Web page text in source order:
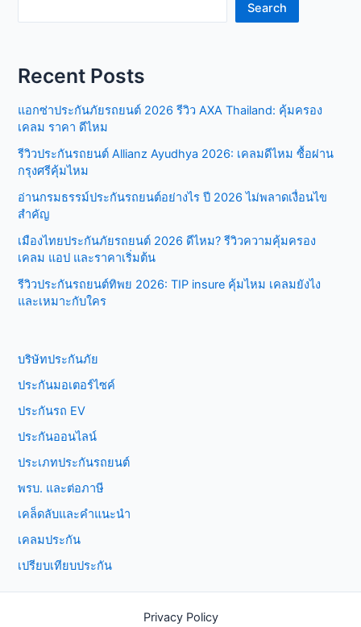
Search
Recent Posts
แอกซ่าประกันภัยรถยนต์ 2026 รีวิว AXA Thailand: คุ้มครอง
เคลม ราคา ดีไหม
รีวิวประกันรถยนต์ Allianz Ayudhya 2026: เคลมดีไหม ซื้อผ่าน
กรุงศรีคุ้มไหม
อ่านกรมธรรม์ประกันรถยนต์อย่างไร ปี 2026 ไม่พลาดเงื่อนไข
สำคัญ
เมืองไทยประกันภัยรถยนต์ 2026 ดีไหม? รีวิวความคุ้มครอง
เคลม แอป และราคาเริ่มต้น
รีวิวประกันรถยนต์ทิพย 2026: TIP insure คุ้มไหม เคลมยังไง
และเหมาะกับใคร
บริษัทประกันภัย
ประกันมอเตอร์ไซค์
ประกันรถ EV
ประกันออนไลน์
ประเภทประกันรถยนต์
พรบ. และต่อภาษี
เคล็ดลับและคำแนะนำ
เคลมประกัน
เปรียบเทียบประกัน
Privacy Policy